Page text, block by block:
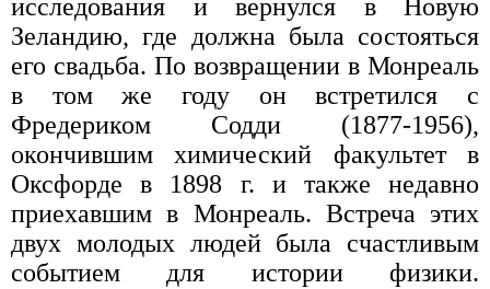
исследования и вернулся в Новую
Зеландию, где должна была состояться
его свадьба. По возвращении в Монреаль
в том же году он встретился с
Фредериком Содди (1877-1956),
окончившим химический факультет в
Оксфорде в 1898 г. и также недавно
приехавшим в Монреаль. Встреча этих
двух молодых людей была счастливым
событием для истории физики.